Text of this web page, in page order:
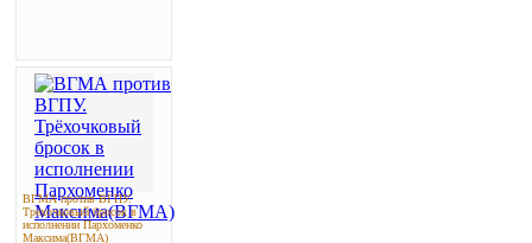
ВГМА против ВГПУ.
Трёхочковый бросок в
исполнении Пархоменко
Максима(ВГМА)